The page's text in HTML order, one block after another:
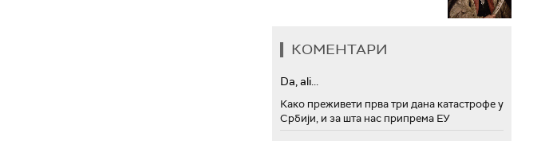
КОМЕНТАРИ
Da, ali...
Како преживети прва три дана катастрофе у
Србији, и за шта нас припрема ЕУ